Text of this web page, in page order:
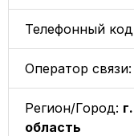
Телефонный
Оператор связи:
Регион/Город:
область